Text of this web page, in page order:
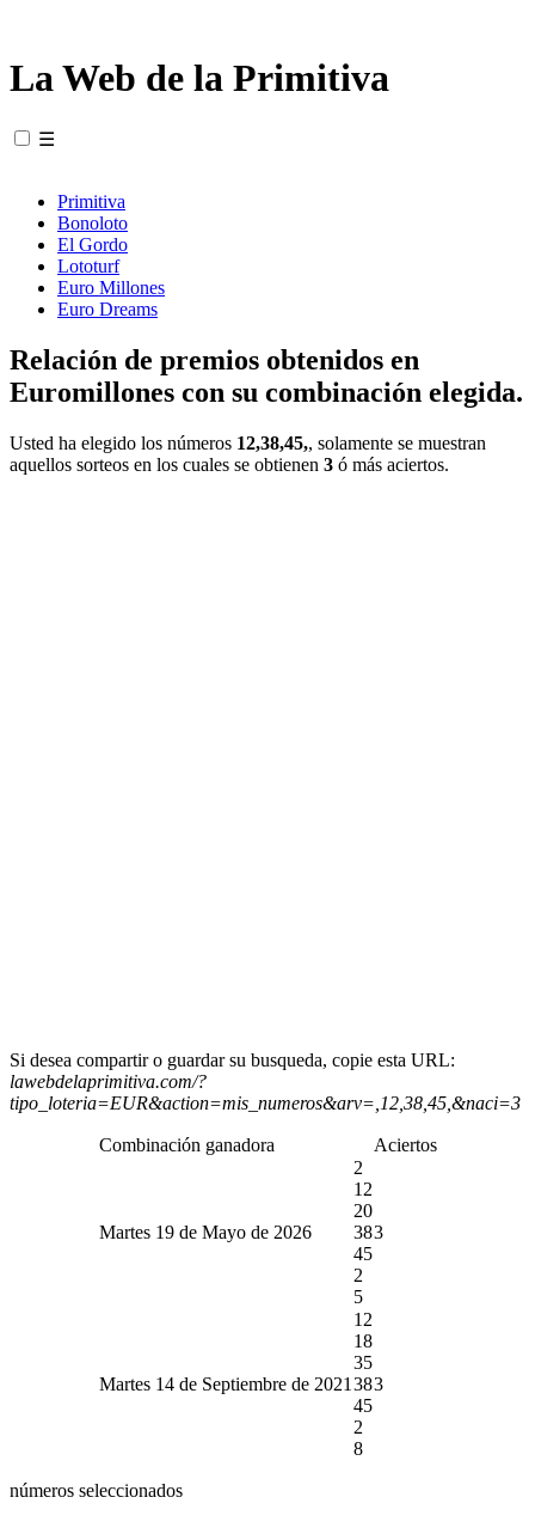
La Web de la Primitiva
☰
Primitiva
Bonoloto
El Gordo
Lototurf
Euro Millones
Euro Dreams
Relación de premios obtenidos en
Euromillones con su combinación elegida.
Usted ha elegido los números 12,38,45,, solamente se muestran
aquellos sorteos en los cuales se obtienen 3 ó más aciertos.
Si desea compartir o guardar su busqueda, copie esta URL:
lawebdelaprimitiva.com/?
tipo_loteria=EUR&action=mis_numeros&arv=,12,38,45,&naci=3
Combinación ganadora Aciertos
Martes 19 de Mayo de 2026
2
12
20
38
45
2
5
3
Martes 14 de Septiembre de 2021
12
18
35
38
45
2
8
3
números seleccionados